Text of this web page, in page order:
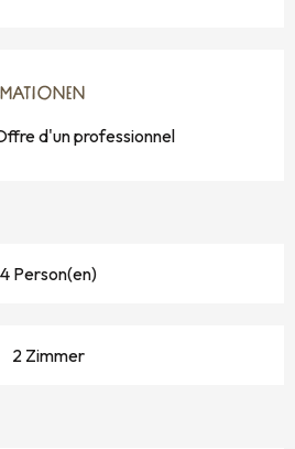
d'un professionnel
4 Person(en)
2 Zimmer